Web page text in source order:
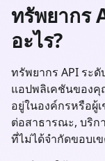
ทรัพยากร
อะไร?
ทรัพยากร API ระ
แอปพลิเคชันของคุ
อยู่ในองค์กรหรือผู้เ
ต่อสาธารณะ, บริ
ที่ไม่ได้จำกัดขอบเ